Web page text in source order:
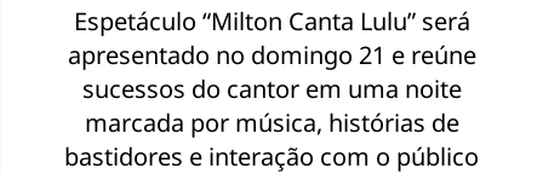
Espetáculo “Milton Canta Lulu” será
apresentado no domingo 21 e reúne
sucessos do cantor em uma noite
marcada por música, histórias de
bastidores e interação com o público